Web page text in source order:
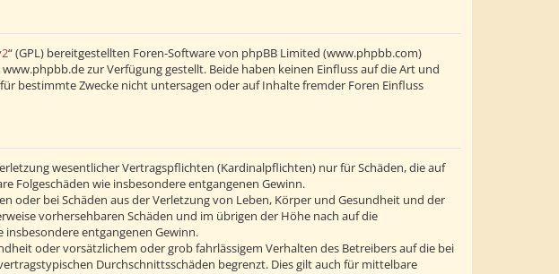
“ (GPL) bereitgestellten Foren-Software von phpBB Limited (www.phpbb.com)
zur Verfügung gestellt. Beide haben keinen Einfluss auf die Art und
bestimmte Zwecke nicht untersagen oder auf Inhalte fremder Foren Einfluss
wesentlicher Vertragspflichten (Kardinalpflichten) nur für Schäden, die auf
Folgeschäden wie insbesondere entgangenen Gewinn.
oder bei Schäden aus der Verletzung von Leben, Körper und Gesundheit und der
vorhersehbaren Schäden und im übrigen der Höhe nach auf die
entgangenen Gewinn.
oder vorsätzlichem oder grob fahrlässigem Verhalten des Betreibers auf die bei
Durchschnittsschäden begrenzt. Dies gilt auch für mittelbare